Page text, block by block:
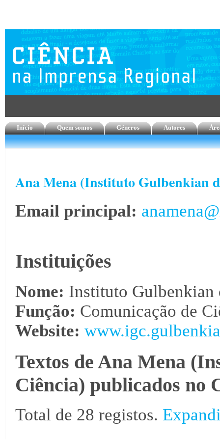
Início Quem somos Géneros Autores
Ana Mena (Instituto Gulbenkian
Email principal:
Instituições
Nome: Instituto Gulbenkian
Função: Comunicação de
Website:
Textos de Ana Mena
Ciência) publicados no
Total de 28 registos.